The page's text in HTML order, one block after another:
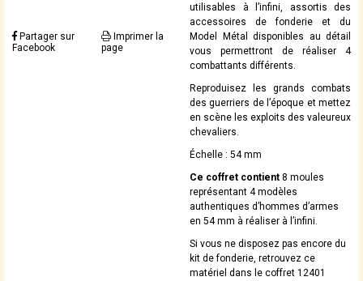
Partager sur
Facebook
Imprimer la
page
utilisables à l’infini, assortis des
accessoires de fonderie et du
Model Métal disponibles au détail
vous permettront de réaliser 4
combattants différents.
Reproduisez les grands combats
des guerriers de l’époque et mettez
en scène les exploits des valeureux
chevaliers.
Échelle : 54 mm
Ce coffret contient 8 moules
représentant 4 modèles
authentiques d’hommes d’armes
en 54 mm à réaliser à l’infini.
Si vous ne disposez pas encore du
kit de fonderie, retrouvez ce
matériel dans le coffret 12401